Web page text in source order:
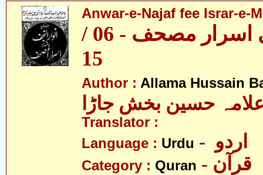
Anwar-e-Najaf fee Israr-e-
انوار نجف فی اسرار مصحف - 06 /
15
Author : Allama Hussain
حسین بخش جاڑا
Translator :
Language : Urdu
Category : Quran - قرآن